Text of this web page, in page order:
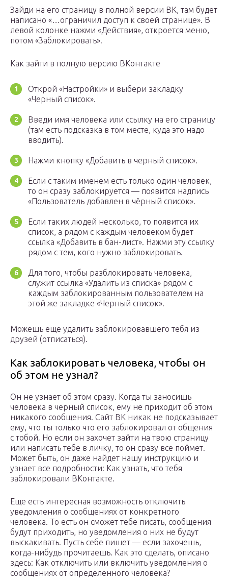
Зайди на его страницу в полной версии ВК, там будет
написано «…ограничил доступ к своей странице». В
левой колонке нажми «Действия», откроется меню,
потом «Заблокировать».
Как зайти в полную версию ВКонтакте
Открой «Настройки» и выбери закладку
«Черный список».
Введи имя человека или ссылку на его страницу
(там есть подсказка в том месте, куда это надо
вводить).
Нажми кнопку «Добавить в черный список».
Если с таким именем есть только один человек,
то он сразу заблокируется — появится надпись
«Пользователь добавлен в чёрный список».
Если таких людей несколько, то появится их
список, а рядом с каждым человеком будет
ссылка «Добавить в бан-лист». Нажми эту ссылку
рядом с тем, кого нужно заблокировать.
Для того, чтобы разблокировать человека,
служит ссылка «Удалить из списка» рядом с
каждым заблокированным пользователем на
этой же закладке «Черный список».
Можешь еще удалить заблокировавшего тебя из
друзей (отписаться).
Как заблокировать человека, чтобы он
об этом не узнал?
Он не узнает об этом сразу. Когда ты заносишь
человека в черный список, ему не приходит об этом
никакого сообщения. Сайт ВК никак не подсказывает
ему, что ты только что его заблокировал от общения
с тобой. Но если он захочет зайти на твою страницу
или написать тебе в личку, то он сразу все поймет.
Может быть, он даже найдет нашу инструкцию и
узнает все подробности: Как узнать, что тебя
заблокировали ВКонтакте.
Еще есть интересная возможность отключить
уведомления о сообщениях от конкретного
человека. То есть он сможет тебе писать, сообщения
будут приходить, но уведомления о них не будут
выскакивать. Пусть себе пишет — если захочешь,
когда-нибудь прочитаешь. Как это сделать, описано
здесь: Как отключить или включить уведомления о
сообщениях от определенного человека?